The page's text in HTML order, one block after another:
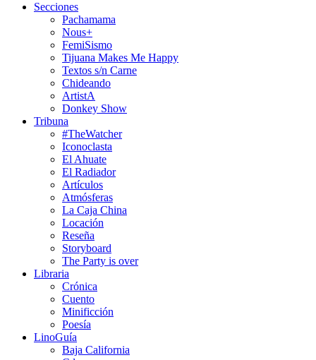
Secciones
Pachamama
Nous+
FemiSismo
Tijuana Makes Me Happy
Textos s/n Carne
Chideando
ArtistA
Donkey Show
Tribuna
#TheWatcher
Iconoclasta
El Ahuate
El Radiador
Artículos
Atmósferas
La Caja China
Locación
Reseña
Storyboard
The Party is over
Libraria
Crónica
Cuento
Minificción
Poesía
LinoGuía
Baja California